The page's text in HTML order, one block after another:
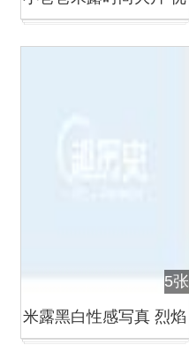
5张
米露黑白性感写真 烈焰